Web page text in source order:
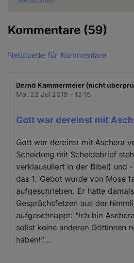
Kommentare (59)
Netiquette für Kommentare
Bernd Kammermeier (nicht
Mo. 22 Jul 2019 - 13:15
Gott war dereinst mit
Gott war dereinst mit Aschera
Scheidung mit Scheidebrief
verklausuliert in der Bibel) und
das 1. Gebot wurde von Mose
aufgeschrieben. Er hatte
Gesprächsfetzen aus der
aufgeschnappt: "Ich bin
sollst keine anderen Göttinnen
haben!"...